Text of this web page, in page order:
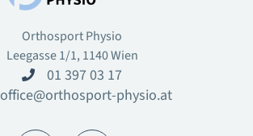
Orthosport Physio
Leegasse 1/1, 1140 Wien
 01 397 03 17
office@orthosport-physio.at